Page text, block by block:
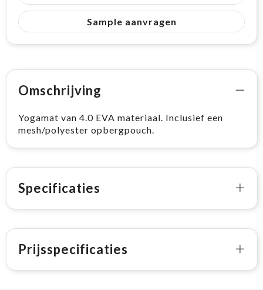
Sample aanvragen
Omschrijving
Yogamat van 4.0 EVA materiaal. Inclusief een
mesh/polyester opbergpouch.
Specificaties
Prijsspecificaties